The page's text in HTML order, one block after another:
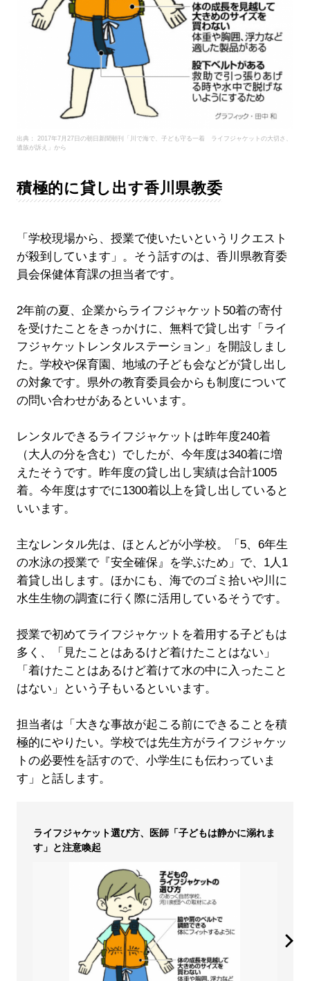
出典： 2017年7月27日の朝日新聞朝刊「川で海で、子ども守る一着 ライフジャケットの大切さ、
遺族が訴え」から
積極的に貸し出す香川県教委
「学校現場から、授業で使いたいというリクエスト
が殺到しています」。そう話すのは、香川県教育委
員会保健体育課の担当者です。
2年前の夏、企業からライフジャケット50着の寄付
を受けたことをきっかけに、無料で貸し出す「ライ
フジャケットレンタルステーション」を開設しまし
た。学校や保育園、地域の子ども会などが貸し出し
の対象です。県外の教育委員会からも制度について
の問い合わせがあるといいます。
レンタルできるライフジャケットは昨年度240着
（大人の分を含む）でしたが、今年度は340着に増
えたそうです。昨年度の貸し出し実績は合計1005
着。今年度はすでに1300着以上を貸し出していると
いいます。
主なレンタル先は、ほとんどが小学校。「5、6年生
の水泳の授業で『安全確保』を学ぶため」で、1人1
着貸し出します。ほかにも、海でのゴミ拾いや川に
水生生物の調査に行く際に活用しているそうです。
授業で初めてライフジャケットを着用する子どもは
多く、「見たことはあるけど着けたことはない」
「着けたことはあるけど着けて水の中に入ったこと
はない」という子もいるといいます。
担当者は「大きな事故が起こる前にできることを積
極的にやりたい。学校では先生方がライフジャケッ
トの必要性を話すので、小学生にも伝わっていま
す」と話します。
ライフジャケット選び方、医師「子どもは静かに溺れま
す」と注意喚起